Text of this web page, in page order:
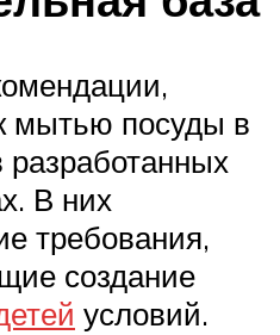
мытью посуды в
В них
требования,
создание
условий.